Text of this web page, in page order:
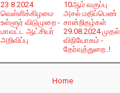
23 8 2024
வெள்ளிக்கிழமை
உள்ளூர் விடுமுறை -
மாவட்ட ஆட்சியர்
அறிவிப்பு
10ஆம் வகுப்பு
அசல் மதிப்பெண்
சான்றிதழ்கள்
29.08.2024 முதல்
விநியோகம் -
தேர்வுத்துறை..!
Home